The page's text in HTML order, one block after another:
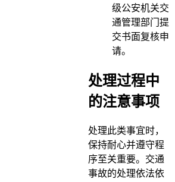
级公安机关交
通管理部门提
交书面复核申
请。
处理过程中
的注意事项
处理此类事宜时，
保持耐心并遵守程
序至关重要。交通
事故的处理依法依